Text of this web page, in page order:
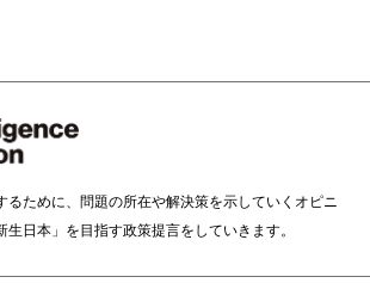
ために、問題の所在や解決策を示していくオピニ
生日本」を目指す政策提言をしていきます。